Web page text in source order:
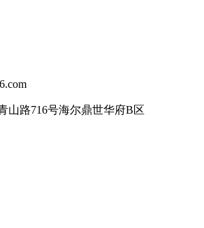
山路716号海尔鼎世华府B区